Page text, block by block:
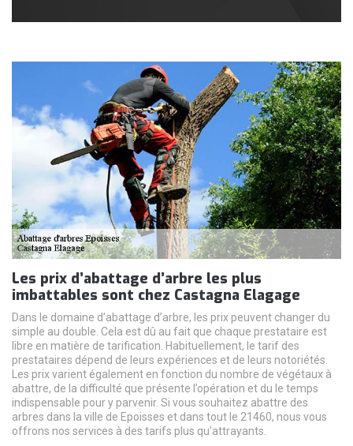
Les prix d’abattage d’arbre les plus
imbattables sont chez Castagna Elagage
Dans le domaine d’abattage d’arbre, les prix peuvent changer du
simple au double. Cela est dû au fait que chaque prestataire est
libre en matière de tarification. Habituellement, le tarif des
prestataires dépend de leurs expériences et de leurs notoriétés.
Les prix varient également en fonction du nombre de végétaux à
abattre, de la difficulté que présente l’opération et du le temps
indispensable pour y parvenir. Si vous souhaitez abattre des
arbres dans la ville de Epoisses et dans tout le 21460, nous vous
offrons nos services à des tarifs plus qu’attrayants.